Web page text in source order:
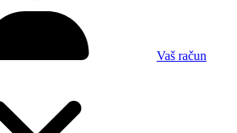
Vaš račun